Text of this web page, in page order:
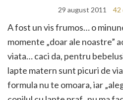
29 august 2011 42
A fost un vis frumos… o
momente „doar ale noastre”
viata… caci da, pentru
lapte matern sunt picuri de
formula nu te omoara, iar